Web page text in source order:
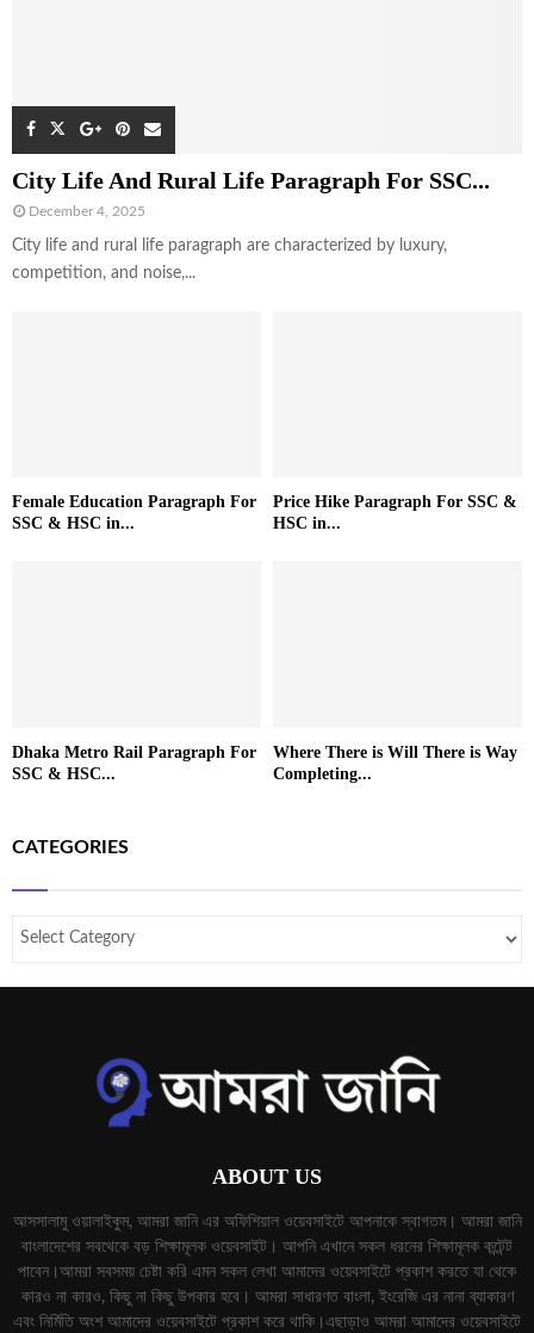
City Life And Rural Life Paragraph For SSC...
December 4, 2025
City life and rural life paragraph are characterized by luxury,
competition, and noise,...
Female Education Paragraph For
SSC & HSC in...
Price Hike Paragraph For SSC &
HSC in...
Dhaka Metro Rail Paragraph For
SSC & HSC...
Where There is Will There is Way
Completing...
CATEGORIES
ABOUT US
আসসালামু ওয়ালাইকুম, আমরা জানি এর অফিশিয়াল ওয়েবসাইটে আপনাকে স্বাগতম। আমরা জানি
বাংলাদেশের সবথেকে বড় শিক্ষামূলক ওয়েবসাইট। আপনি এখানে সকল ধরনের শিক্ষামূলক কন্টেন্ট
পাবেন।আমরা সবসময় চেষ্টা করি এমন সকল লেখা আমাদের ওয়েবসাইটে প্রকাশ করতে যা থেকে
কারও না কারও, কিছু না কিছু উপকার হবে। আমরা সাধারণত বাংলা, ইংরেজি এর নানা ব্যাকারণ
এবং নির্মিতি অংশ আমাদের ওয়েবসাইটে প্রকাশ করে থাকি।এছাড়াও আমরা আমাদের ওয়েবসাইটে